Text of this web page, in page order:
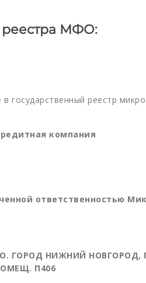
МФО:
государственный реестр
компания
ответственностью
ГОРОД НИЖНИЙ
П406